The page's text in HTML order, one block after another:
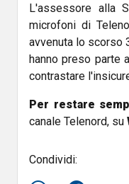
L'assessore alla
microfoni di
avvenuta lo scorso
hanno preso parte
contrastare
Per restare
canale Telenord, su
Condividi: